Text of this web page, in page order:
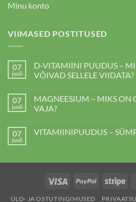
Minu konto
VIIMASED POSTITUSED
07
juuli
D-VITAMIINI PUUDUS –
VÕIVAD SELLELE VIIDATA?
PUUDUS
–
MILLISED
SELLELE
ei
ole
07
juuli
MAGNEESIUM – MIKS ON
VAJA?
MIKS
ei
07
juuli
VITAMIINIPUUDUS –
JA
ole
Visa PayPal
ÜLD- JA OSTUTINGIMUSED